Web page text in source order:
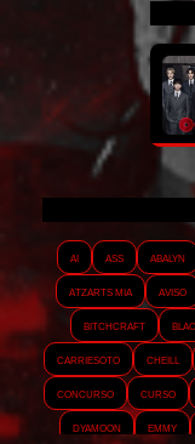
AI ASS Abalyn
Atzarts Mia
Aviso
Bitchcraft
Carriesoto
Cheill
Concurso
Curso
Dyamoon
Emmy